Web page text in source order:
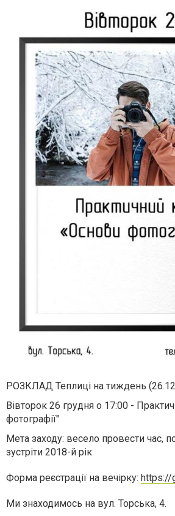
РОЗКЛАД Теплиці на тиждень
Вівторок 26 грудня о 17:00 -
фотографії"
Мета заходу: весело провести час,
зустріти 2018-й рік
Форма реєстрації на вечірку: https://
Ми знаходимось на вул. Торська, 4.